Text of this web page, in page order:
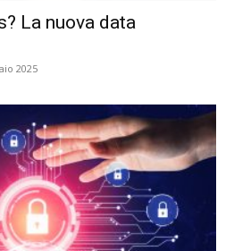
La nuova data
2025